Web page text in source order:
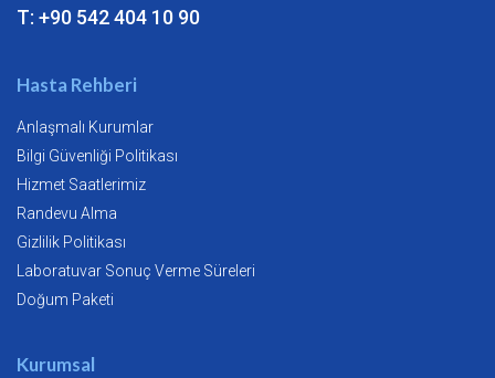
T: +90 542 404 10 90
Hasta Rehberi
Anlaşmalı Kurumlar
Bilgi Güvenliği Politikası
Hizmet Saatlerimiz
Randevu Alma
Gizlilik Politikası
Laboratuvar Sonuç Verme Süreleri
Doğum Paketi
Kurumsal